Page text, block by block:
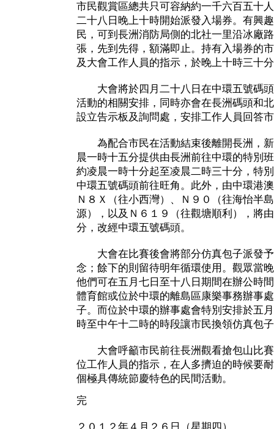
市民觀賞區總共只可容納約一千六百五十
二十八日晚上十時開始派發入場券。有興
民，可到長洲消防局側的北社一里沿冰廠
張，先到先得，額滿即止。持有入場券的
及大會工作人員的指示，於晚上十時三十
大會將於四月二十八日在中環五號碼頭
活動的相關安排，同時亦會在長洲碼頭和
設立告示板及詢問處，安排工作人員回答
為配合市民在活動結束後離開長洲，新
晨一時十五分提供由長洲前往中環的特別
約凌晨一時十分起至凌晨二時三十分，特
中環五號碼頭前往旺角。此外，由中環港
Ｎ８Ｘ（往小西灣）、Ｎ９０（往海怡半
源），以及Ｎ６１９（往觀塘順利），將
分，改經中環五號碼頭。
大會在比賽後會將部分仿真包子派發予
念；餘下的則留待明年循環使用。觀眾當
他們可在五月七日至十八日期間在辦公時
體育館或位於中環的離島區康樂事務辦事
子。而位於中環的辦事處會特別安排於五
時至中午十二時的時段讓市民換領仿真包
大會呼籲市民前往長洲觀看搶包山比賽
位工作人員的指示，在人多擠迫的時候要
個極具傳統節慶特色的民間活動。
完